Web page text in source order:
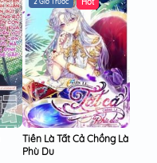
2 Giờ Trước
Tiền Là Tất Cả Chồng Là
Phù Du